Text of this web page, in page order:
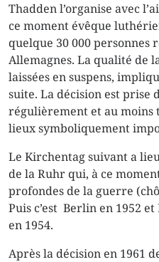
Thadden l’organise avec
ce moment évêque
quelque 30 000 personnes
Allemagnes. La qualité de
laissées en suspens,
suite. La décision est prise
régulièrement et au moins
lieux symboliquement
Le Kirchentag suivant a
de la Ruhr qui, à ce
profondes de la guerre
Puis c’est Berlin en 1952
en 1954.
Après la décision en 1961